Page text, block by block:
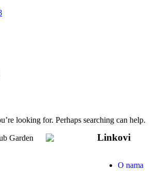
looking for. Perhaps searching can help.
Linkovi
O nama